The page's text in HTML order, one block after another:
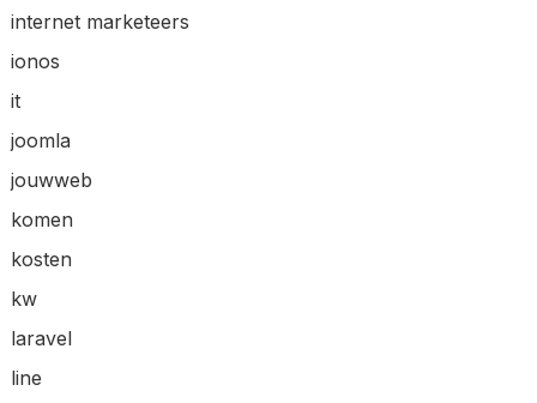
internet marketeers
ionos
it
joomla
jouwweb
komen
kosten
kw
laravel
line